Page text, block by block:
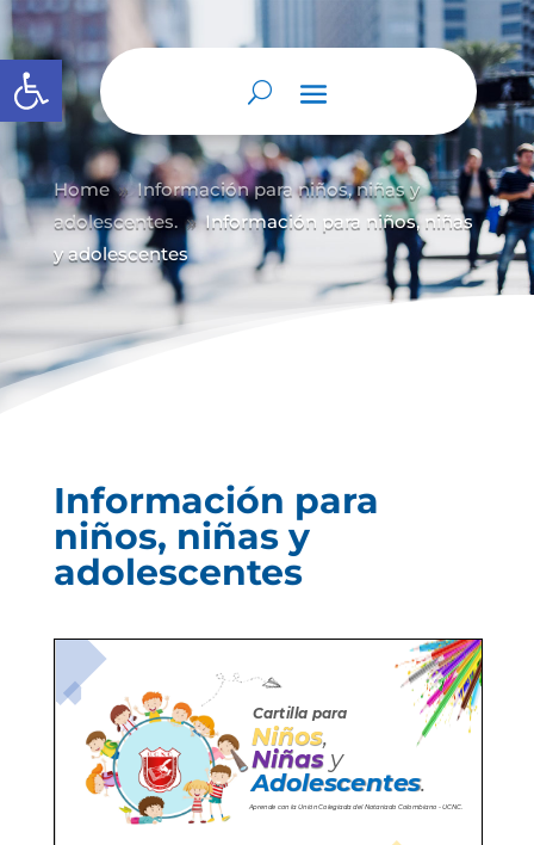
Abrir barra de herramientas
Home 9 Información para niños, niñas y
adolescentes. 9 Información para niños, niñas
y adolescentes
Información para
niños, niñas y
adolescentes